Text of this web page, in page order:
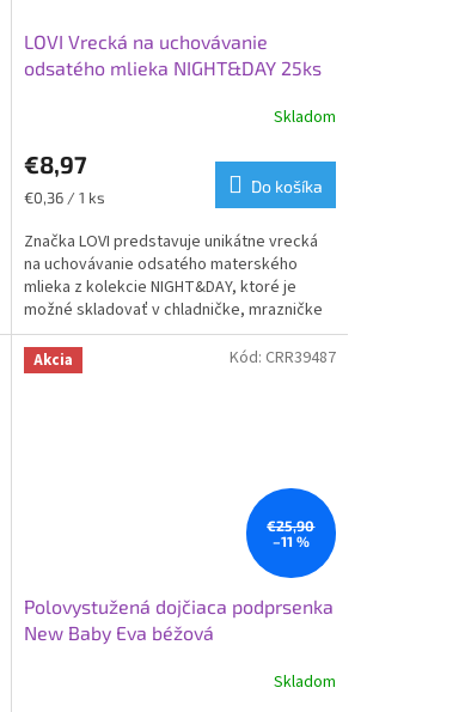
LOVI Vrecká na uchovávanie
odsatého mlieka NIGHT&DAY 25ks
Skladom
€8,97
Jednotková
€0,36 / 1 ks
Do košíka
Značka LOVI predstavuje unikátne vrecká
na uchovávanie odsatého materského
mlieka z kolekcie NIGHT&DAY, ktoré je
možné skladovať v chladničke, mrazničke
alebo tiež ohrievať v...
Akcia
€25,90
–11 %
Polovystužená dojčiaca podprsenka
New Baby Eva béžová
Skladom
Kód: CRR39487